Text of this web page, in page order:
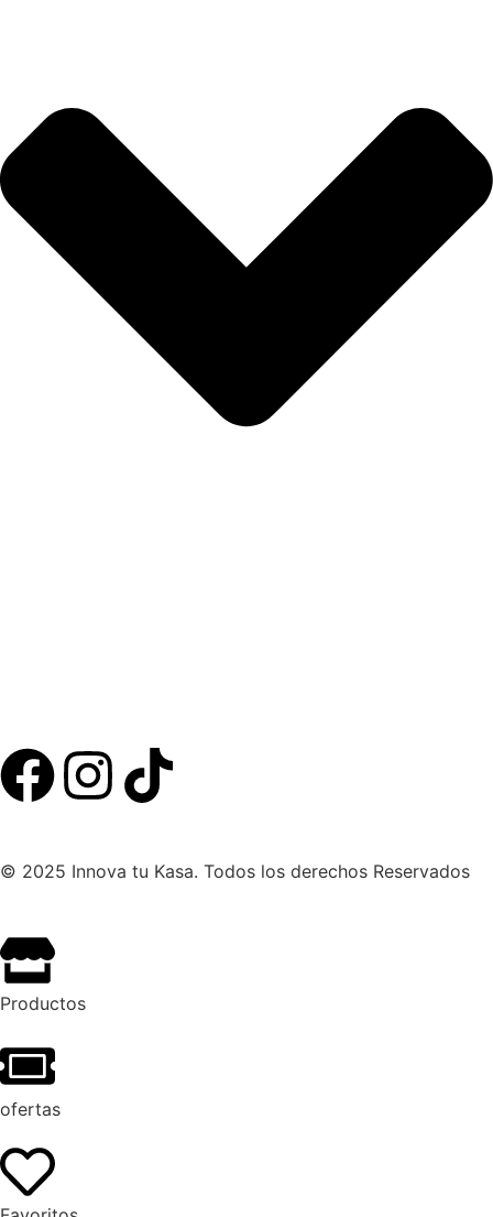
© 2025 Innova tu Kasa. Todos los derechos Reservados
Productos
ofertas